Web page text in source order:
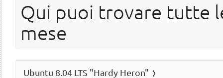
Qui puoi trovare tutte
mese
Ubuntu 8.04 LTS "Hardy Heron"